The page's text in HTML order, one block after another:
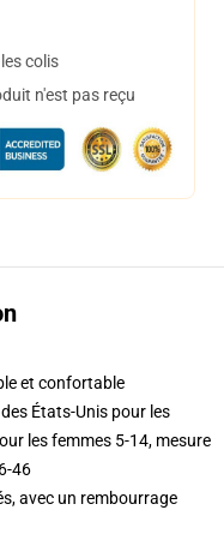
colis
n'est pas reçu
et confortable
États-Unis pour les
les femmes 5-14, mesure
46
avec un rembourrage